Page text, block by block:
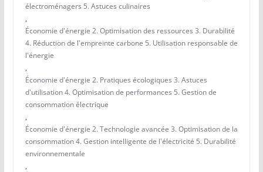
électroménagers 5. Astuces culinaires
,
Économie d'énergie 2. Optimisation des ressources 3. Durabilité
4. Réduction de l'empreinte carbone 5. Utilisation responsable de
l'énergie
,
Économie d'énergie 2. Pratiques écologiques 3. Astuces
d'utilisation 4. Optimisation de performances 5. Gestion de
consommation électrique
,
Économie d'énergie 2. Technologie avancée 3. Optimisation de la
consommation 4. Gestion intelligente de l'électricité 5. Durabilité
environnementale
,